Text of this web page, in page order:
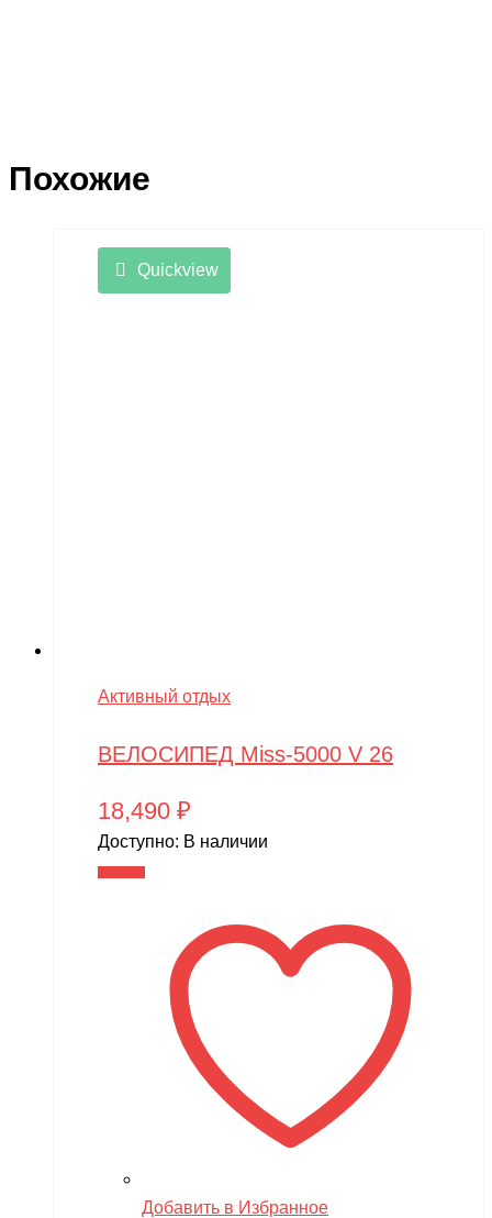
Похожие
Quickview
Активный отдых
ВЕЛОСИПЕД Miss-5000 V 26
18,490 ₽
Доступно: В наличии
Добавить в Избранное